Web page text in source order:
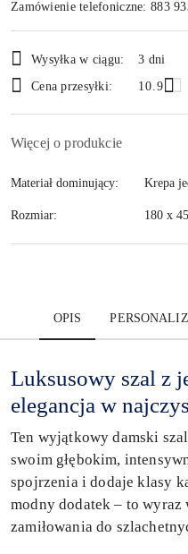
Zamówienie telefoniczne: 883
i
dostawa
Wysyłka w ciągu:
3 dni
Cena przesyłki:
10.9
Więcej o produkcie
Materiał dominujący: Krepa
Rozmiar: 180 x
OPIS
Luksusowy szal z
elegancja w
Ten wyjątkowy damski
swoim głębokim,
spojrzenia i dodaje klasy
modny dodatek – to
zamiłowania do